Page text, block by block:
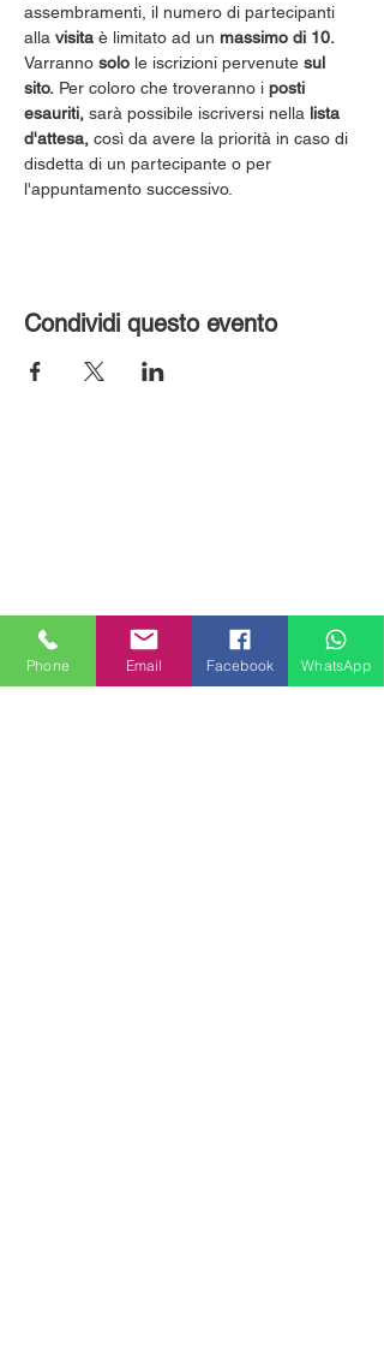
assembramenti, il numero di partecipanti
alla visita è limitato ad un massimo di 10.
Varranno solo le iscrizioni pervenute sul
sito. Per coloro che troveranno i posti
esauriti, sarà possibile iscriversi nella lista
d'attesa, così da avere la priorità in caso di
disdetta di un partecipante o per
l'appuntamento successivo.
Condividi questo evento
Phone Email Facebook WhatsApp